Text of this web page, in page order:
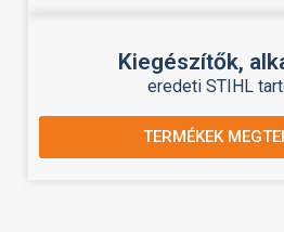
Kiegészítők,
eredeti STIHL
TERMÉKEK